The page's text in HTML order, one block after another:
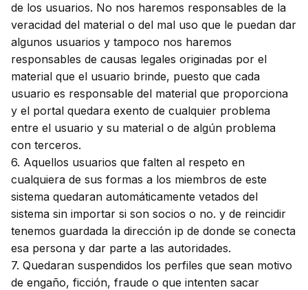
de los usuarios. No nos haremos responsables de la
veracidad del material o del mal uso que le puedan dar
algunos usuarios y tampoco nos haremos
responsables de causas legales originadas por el
material que el usuario brinde, puesto que cada
usuario es responsable del material que proporciona
y el portal quedara exento de cualquier problema
entre el usuario y su material o de algún problema
con terceros.
6. Aquellos usuarios que falten al respeto en
cualquiera de sus formas a los miembros de este
sistema quedaran automáticamente vetados del
sistema sin importar si son socios o no. y de reincidir
tenemos guardada la dirección ip de donde se conecta
esa persona y dar parte a las autoridades.
7. Quedaran suspendidos los perfiles que sean motivo
de engaño, ficción, fraude o que intenten sacar